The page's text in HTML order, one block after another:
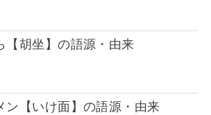
【胡坐】の語源・由来
ン【いけ面】の語源・由来